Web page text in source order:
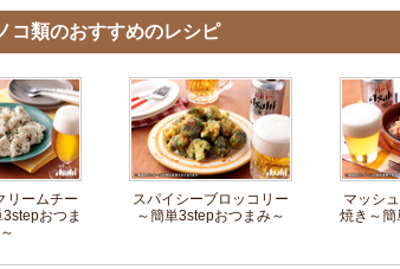
コ類のおすすめのレシピ
リームチー
おつま
スパイシーブロッコリー
～簡単3stepおつまみ～
マッシ
焼き～